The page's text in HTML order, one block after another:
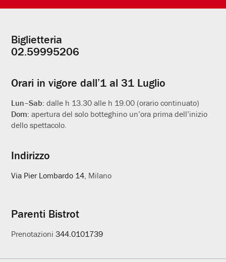
Informazioni
utili
Biglietteria
02.59995206
Orari in vigore dall’1 al 31 Luglio
Lun–Sab:dalle h 13.30 alle h 19.00 (orario continuato)
Dom:apertura del solo botteghino un’ora prima dell’inizio
dello spettacolo.
Indirizzo
Via Pier Lombardo 14, Milano
Parenti Bistrot
Prenotazioni344.0101739